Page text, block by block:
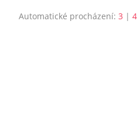
Automatické procházení: 3 | 4